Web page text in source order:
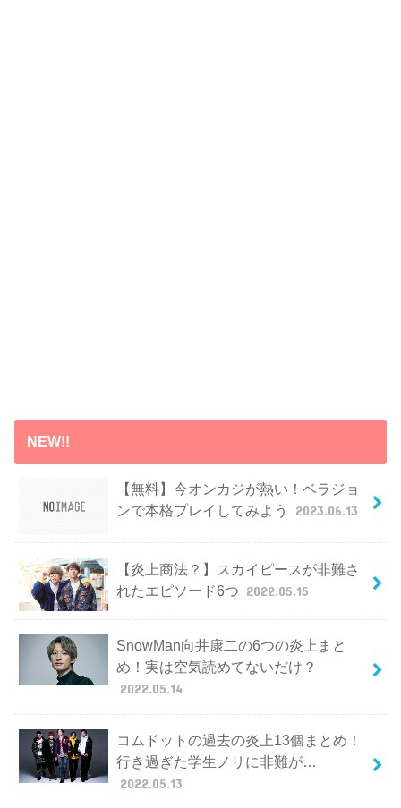
NEW!!
【無料】今オンカジが熱い！ベラジョ
ンで本格プレイしてみよう
2023.06.13
【炎上商法？】スカイピースが非難さ
れたエピソード6つ 2022.05.15
SnowMan向井康二の6つの炎上まと
め！実は空気読めてないだけ？
2022.05.14
コムドットの過去の炎上13個まとめ！
行き過ぎた学生ノリに非難が…
2022.05.13